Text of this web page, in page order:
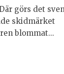
görs det
skidmärket
blommat...